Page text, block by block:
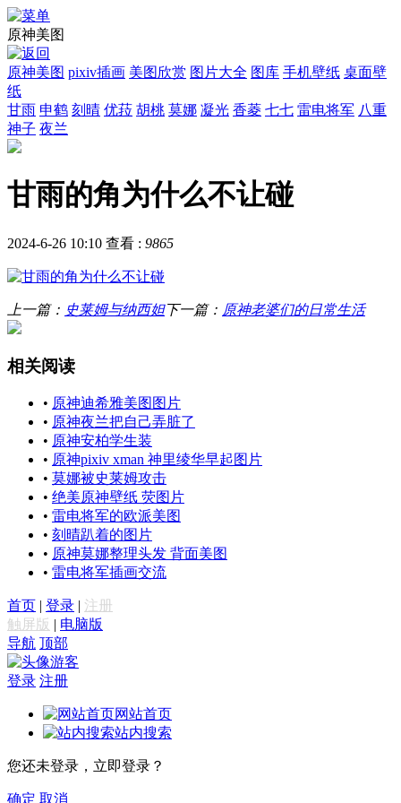
原神美图
原神美图 pixiv插画 美图欣赏 图片大全 图库 手机壁纸 桌面壁
纸
甘雨 申鹤 刻晴 优菈 胡桃 莫娜 凝光 香菱 七七 雷电将军 八重
神子 夜兰
甘雨的角为什么不让碰
2024-6-26 10:10 查看 : 9865
上一篇： 史莱姆与纳西妲下一篇： 原神老婆们的日常生活
相关阅读
• 原神迪希雅美图图片
• 原神夜兰把自己弄脏了
• 原神安柏学生装
• 原神pixiv xman 神里绫华早起图片
• 莫娜被史莱姆攻击
• 绝美原神壁纸 荧图片
• 雷电将军的欧派美图
• 刻晴趴着的图片
• 原神莫娜整理头发 背面美图
• 雷电将军插画交流
首页 | 登录 | 注册
触屏版 | 电脑版
导航 顶部
游客
登录 注册
网站首页
站内搜索
您还未登录，立即登录？
确定 取消